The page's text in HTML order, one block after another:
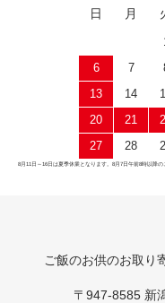
日 月
6
7
13
14
20
21
27
28
8月11日～16日は夏季休業となります。8月7日午前8時以降
ご飯のお供のお取り
〒947-8585 新